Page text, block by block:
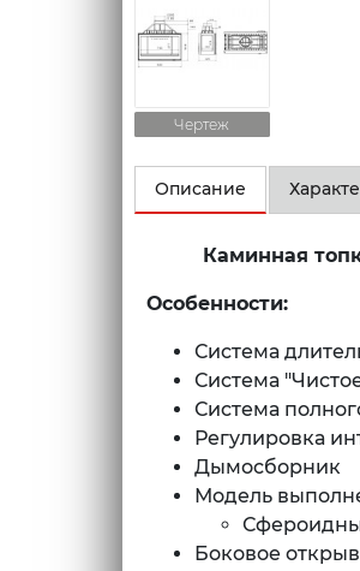
Чертеж
Описание
Каминная
Особенности:
Система
Система
Система
Регулировка
Дымосборник
Модель
Боковое